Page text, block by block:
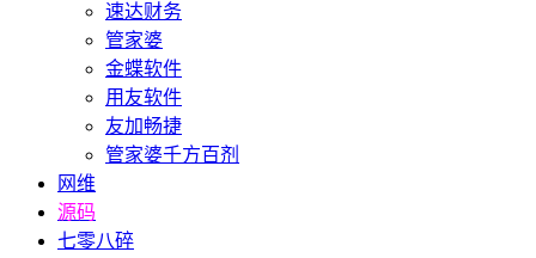
速达财务
管家婆
金蝶软件
用友软件
友加畅捷
管家婆千方百剂
网维
源码
七零八碎